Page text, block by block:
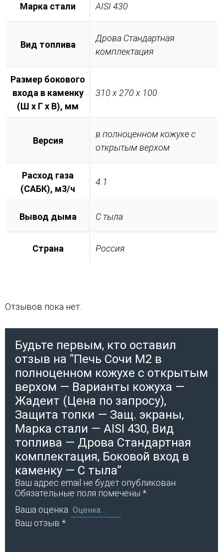
Марка стали AISI 430
Вид топлива
Дрова Стандартная
комплектация
Размер бокового
входа в каменку
(Ш х Г х В), мм
310 х 270 х 100
Версия
в полноценном кожухе с
открытым верхом
Расход газа
(САБК), м3/ч
4.1
Вывод дыма С тыла
Страна Россия
Отзывов пока нет.
Будьте первым, кто оставил
отзыв на “Печь Сочи М2 в
полноценном кожухе с открытым
верхом — Варианты кожуха —
Жадеит (Цена по запросу),
Защита топки — Защ. экраны,
Марка стали — AISI 430, Вид
топлива — Дрова Стандартная
комплектация, Боковой вход в
каменку — С тыла”
Ваш адрес email не будет опубликован.
Обязательные поля помечены *
Ваша оценка
Ваш отзыв *